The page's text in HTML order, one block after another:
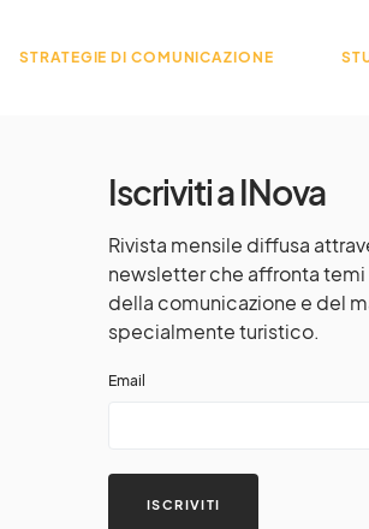
STRATEGIE DI COMUNICAZIONE
Iscriviti a INova
Rivista mensile diffusa
newsletter che affronta
della comunicazione e del
specialmente turistico.
Email